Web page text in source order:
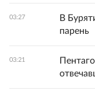
03:27
В
парень
03:21